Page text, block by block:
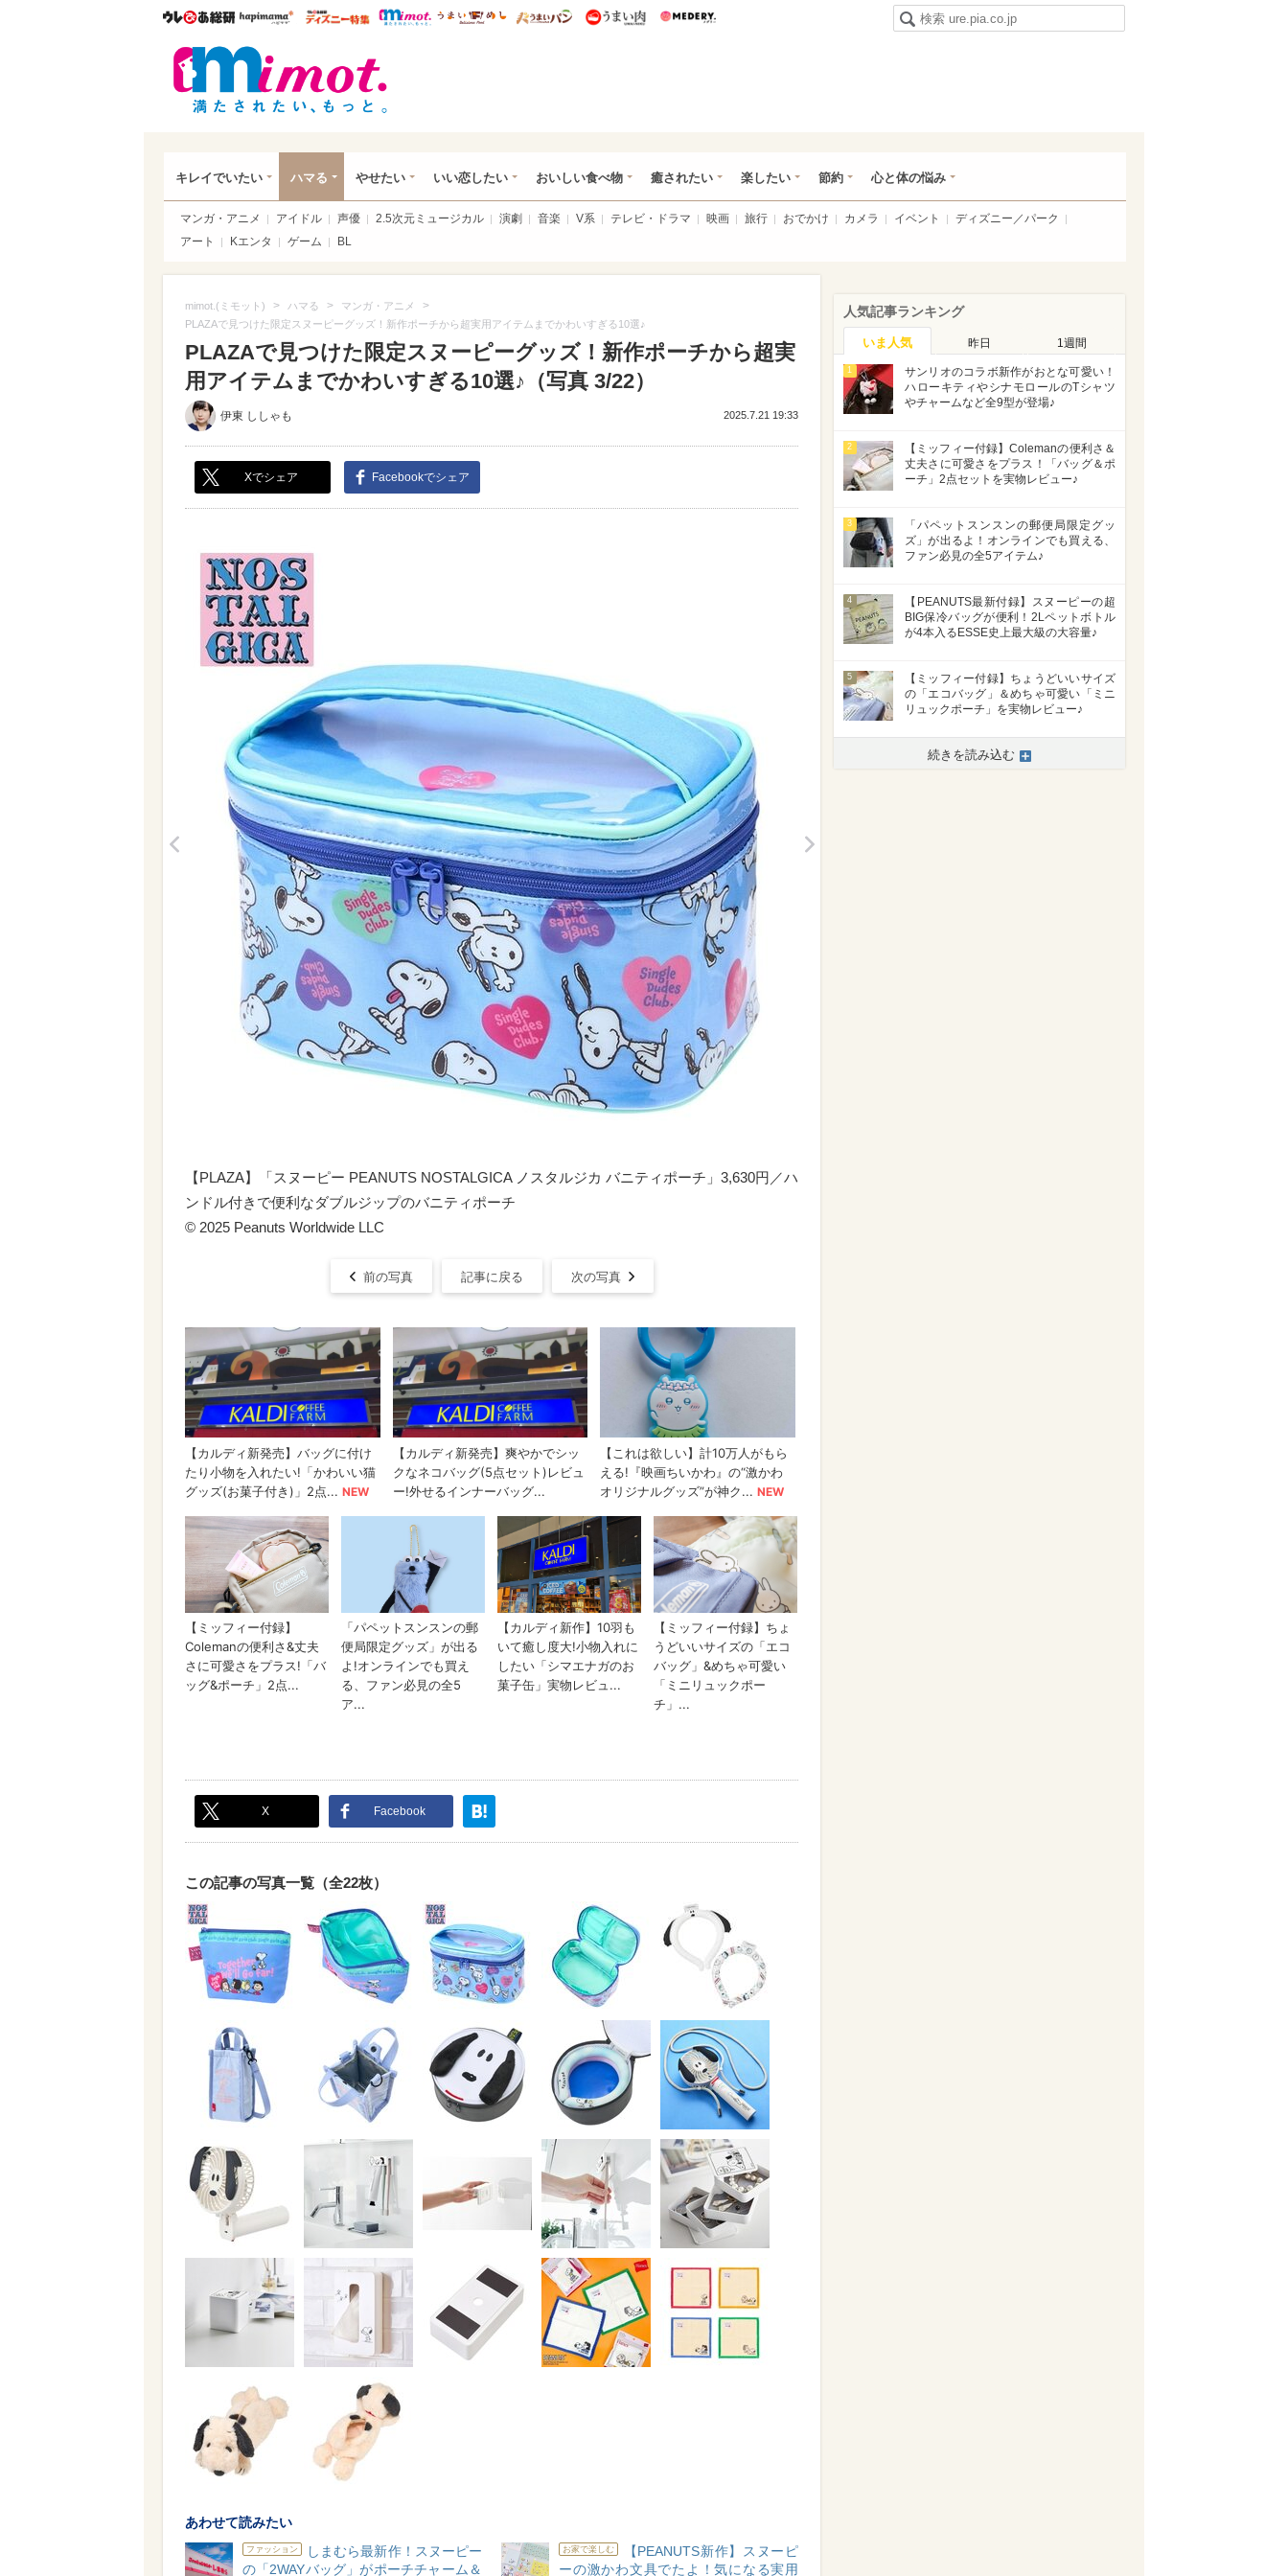
ウレぴあ総研ハピママ* ウレぴあ総研 ディズニー特集
mimot. うまいめし うまいパン うまい肉
キレイでいたい ハマる やせたい いい恋したい おいしい食べ物 癒されたい 楽したい 節約 心と体の悩み
マンガ・アニメ アイドル 声優 2.5次元ミュージカル 演劇 音楽 V系 テレビ・ドラマ 映画 旅行 おでかけ カメラ イベント
ディズニー／パーク
アート
Kエンタ ゲーム BL
mimot.(ミモット) > ハマる > マンガ・アニメ >
PLAZAで見つけた限定スヌーピーグッズ！新作ポーチから超実用アイテムまでかわいすぎる10選♪
PLAZAで見つけた限定スヌーピーグッズ！新作ポーチから超実
用アイテムまでかわいすぎる10選♪（写真 3/22）
伊東 ししゃも 2025.7.21 19:33
Xでシェア Facebookでシェア
【PLAZA】「スヌーピー PEANUTS NOSTALGICA ノスタルジカ バニティポーチ」3,630円／ハ
ンドル付きで便利なダブルジップのバニティポーチ
© 2025 Peanuts Worldwide LLC
前の写真 記事に戻る 次の写真
X Facebook
この記事の写真一覧（全22枚）
あわせて読みたい
ファッション
しまむら最新作！スヌーピー
の「2WAYバッグ」がポーチチャーム＆
お家で楽しむ
【PEANUTS新作】スヌーピ
ーの激かわ文具でたよ！気になる実用
人気記事ランキング
いま人気 昨日 1週間
1
サンリオのコラボ新作がおとな可愛い！
ハローキティやシナモロールのTシャツ
やチャームなど全9型が登場♪
2
【ミッフィー付録】Colemanの便利さ＆
丈夫さに可愛さをプラス！「バッグ＆ポ
ーチ」2点セットを実物レビュー♪
3
「パペットスンスンの郵便局限定グッ
ズ」が出るよ！オンラインでも買える、
ファン必見の全5アイテム♪
4
【PEANUTS最新付録】スヌーピーの超
BIG保冷バッグが便利！2Lペットボトル
が4本入るESSE史上最大級の大容量♪
5
【ミッフィー付録】ちょうどいいサイズ
の「エコバッグ」＆めちゃ可愛い「ミニ
リュックポーチ」を実物レビュー♪
続きを読み込む